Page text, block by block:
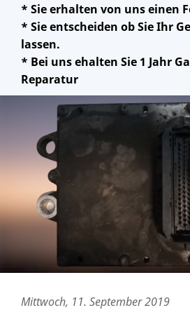
* Sie erhalten von uns einen
* Sie entscheiden ob Sie Ihr
lassen.
* Bei uns ehalten Sie 1 Jahr
Reparatur
Mittwoch, 11. September 2019